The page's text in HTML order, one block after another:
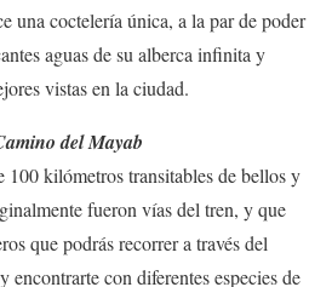
una coctelería única, a la par de poder
aguas de su alberca infinita y
vistas en la ciudad.
del Mayab
100 kilómetros transitables de bellos y
fueron vías del tren, y que
que podrás recorrer a través del
encontrarte con diferentes especies de